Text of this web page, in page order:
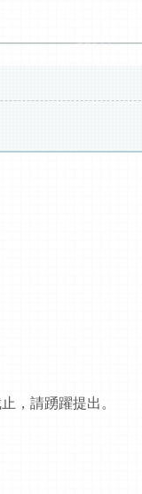
，請踴躍提出。